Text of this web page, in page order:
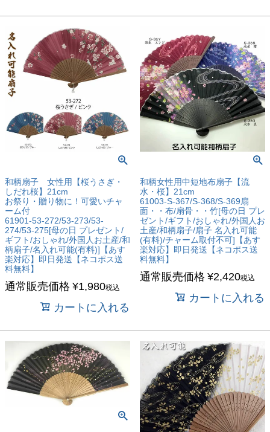
和柄扇子 女性用【桜うさぎ・
しだれ桜】21cm
お祭り・贈り物に！可愛いチャ
ーム付
61901-53-272/53-273/53-
274/53-275[母の日 プレゼント/
ギフト/おしゃれ/外国人お土産/和
柄扇子/名入れ可能(有料)]【あす
楽対応】即日発送【ネコポス送
料無料】
通常販売価格 ¥1,980税込
カートに入れる
和柄女性用中短地布扇子【流
水・桜】21cm
61003-S-367/S-368/S-369扇
面・・布/扇骨・・竹[母の日 プレ
ゼント/ギフト/おしゃれ/外国人お
土産/和柄扇子/扇子 名入れ可能
(有料)/チャーム取付不可]【あす
楽対応】即日発送【ネコポス送
料無料】
通常販売価格 ¥2,420税込
カートに入れる